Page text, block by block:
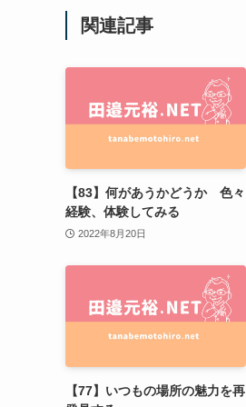
関連記事
【83】何があうかどうか 色々
経験、体験してみる
2022年8月20日
【77】いつもの場所の魅力を再